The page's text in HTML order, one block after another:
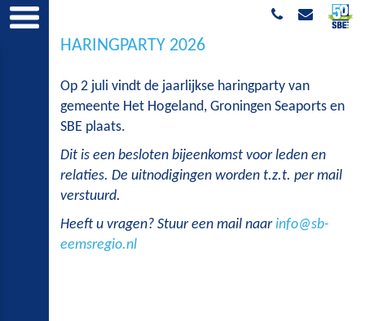
HARINGPARTY 2026
Op 2 juli vindt de jaarlijkse haringparty van
gemeente Het Hogeland, Groningen Seaports en
SBE plaats.
Dit is een besloten bijeenkomst voor leden en
relaties. De uitnodigingen worden t.z.t. per mail
verstuurd.
Heeft u vragen? Stuur een mail naarinfo@sb-
eemsregio.nl